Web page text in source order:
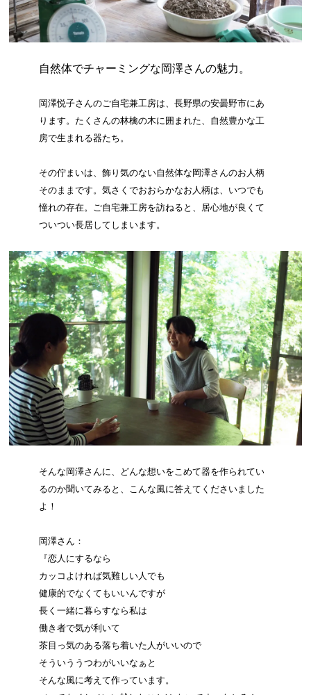
自然体でチャーミングな岡澤さんの魅力。
岡澤悦子さんのご自宅兼工房は、長野県の安曇野市にあ
ります。たくさんの林檎の木に囲まれた、自然豊かな工
房で生まれる器たち。
その佇まいは、飾り気のない自然体な岡澤さんのお人柄
そのままです。気さくでおおらかなお人柄は、いつでも
憧れの存在。ご自宅兼工房を訪ねると、居心地が良くて
ついつい長居してしまいます。
そんな岡澤さんに、どんな想いをこめて器を作られてい
るのか聞いてみると、こんな風に答えてくださいました
よ！
岡澤さん：
『恋人にするなら
カッコよければ気難しい人でも
健康的でなくてもいいんですが
長く一緒に暮らすなら私は
働き者で気が利いて
茶目っ気のある落ち着いた人がいいので
そういううつわがいいなぁと
そんな風に考えて作っています。